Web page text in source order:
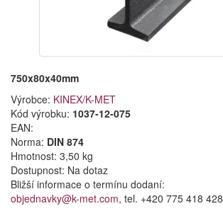
750x80x40mm
Výrobce: KINEX/K-MET
Kód výrobku: 1037-12-075
EAN:
Norma: DIN 874
Hmotnost: 3,50 kg
Dostupnost: Na dotaz
Bližší informace o termínu dodaní:
objednavky@k-met.com, tel. +420 775 418 428